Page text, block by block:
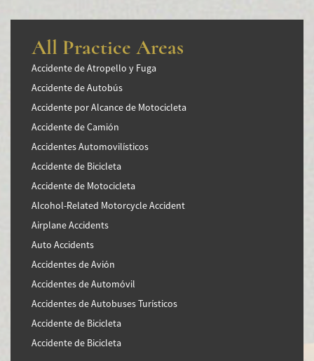
All Practice Areas
Accidente de Atropello y Fuga
Accidente de Autobús
Accidente por Alcance de Motocicleta
Accidente de Camión
Accidentes Automovilísticos
Accidente de Bicicleta
Accidente de Motocicleta
Alcohol-Related Motorcycle Accident
Airplane Accidents
Auto Accidents
Accidentes de Avión
Accidentes de Automóvil
Accidentes de Autobuses Turísticos
Accidente de Bicicleta
Accidente de Bicicleta